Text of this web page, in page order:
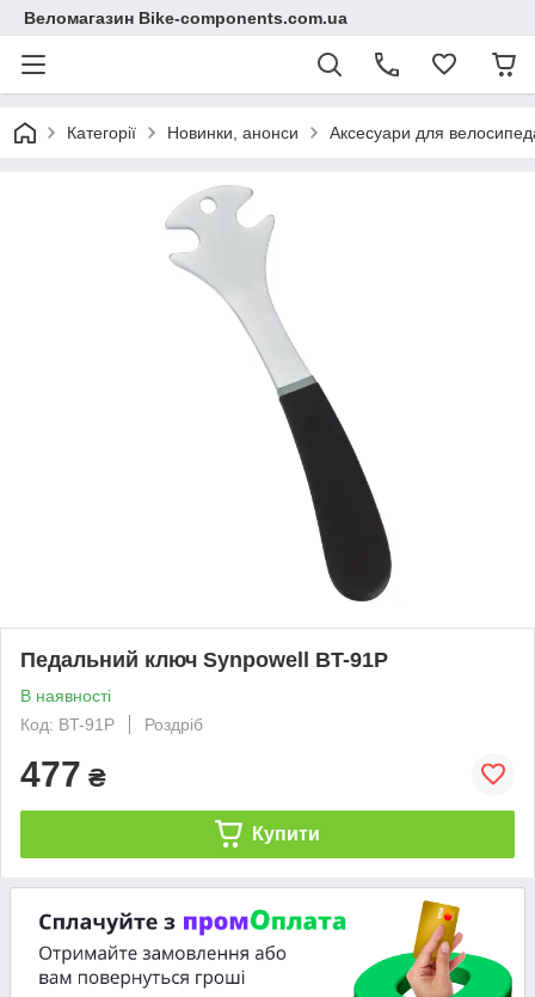
Веломагазин Bike-components.com.ua
Категорії Новинки, анонси Аксесуари для
Педальний ключ Synpowell BT-91P
В наявності
Код: BT-91P
Роздріб
477 ₴
Купити